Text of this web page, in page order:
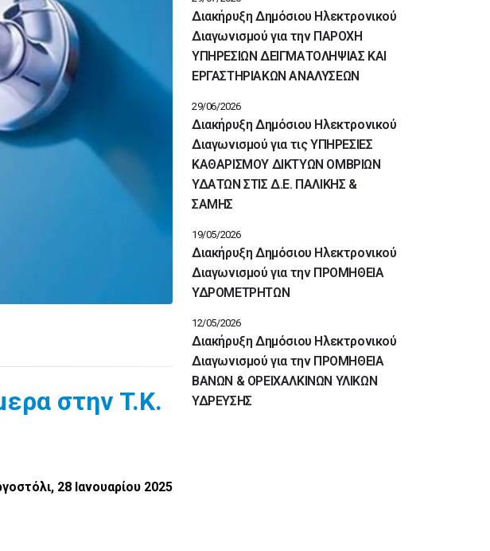
στην T.K.
28 Ιανουαρίου 2025
Διακήρυξη Δημόσιου Ηλεκτρονικού
Διαγωνισμού για την ΠΑΡΟΧΗ
ΥΠΗΡΕΣΙΩΝ ΔΕΙΓΜΑΤΟΛΗΨΙΑΣ ΚΑΙ
ΕΡΓΑΣΤΗΡΙΑΚΩΝ ΑΝΑΛΥΣΕΩΝ
Διακήρυξη Δημόσιου Ηλεκτρονικού
Διαγωνισμού για τις ΥΠΗΡΕΣΙΕΣ
ΚΑΘΑΡΙΣΜΟΥ ΔΙΚΤΥΩΝ ΟΜΒΡΙΩΝ
ΥΔΑΤΩΝ ΣΤΙΣ Δ.Ε. ΠΑΛΙΚΗΣ &
ΣΑΜΗΣ
29/06/2026
Διακήρυξη Δημόσιου Ηλεκτρονικού
Διαγωνισμού για την ΠΡΟΜΗΘΕΙΑ
ΥΔΡΟΜΕΤΡΗΤΩΝ
19/05/2026
Διακήρυξη Δημόσιου Ηλεκτρονικού
Διαγωνισμού για την ΠΡΟΜΗΘΕΙΑ
ΒΑΝΩΝ & ΟΡΕΙΧΑΛΚΙΝΩΝ ΥΛΙΚΩΝ
ΥΔΡΕΥΣΗΣ
12/05/2026